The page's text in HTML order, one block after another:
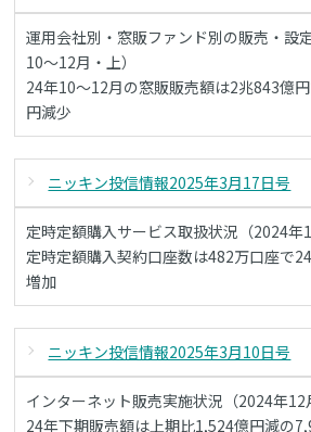
運用会社別・窓販ファンド別の販売・設
10～12月・上）
24年10～12月の窓販販売額は2兆843億
円減少
ニッキン投信情報2025年3月17日号
定時定額購入サービス取扱状況（2024年
定時定額購入契約口座数は482万口座で
増加
ニッキン投信情報2025年3月10日号
インターネット販売実施状況（2024年12
24年下期販売額は上期比1,524億円減の